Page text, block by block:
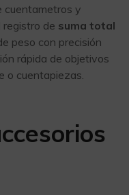
cuentametros y
registro de suma total
peso con precisión
rápida de objetivos
o cuentapiezas.